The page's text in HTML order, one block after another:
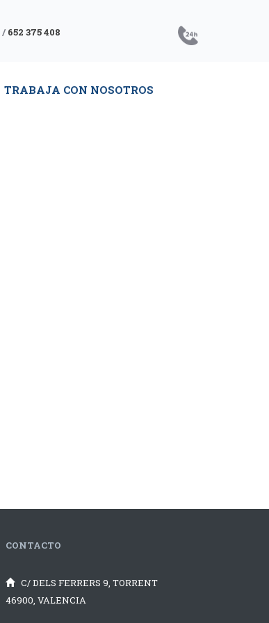
/ 652 375 408
TRABAJA CON NOSOTROS
CONTACTO
C/ DELS FERRERS 9, TORRENT
46900, VALENCIA